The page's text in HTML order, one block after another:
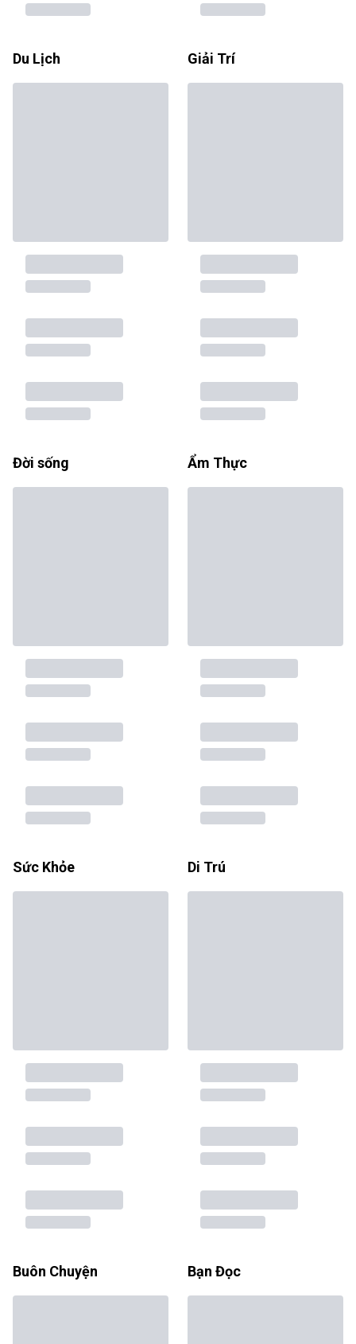
Du Lịch Giải Trí
Đời sống Ẩm Thực
Sức Khỏe Di Trú
Buôn Chuyện Bạn Đọc